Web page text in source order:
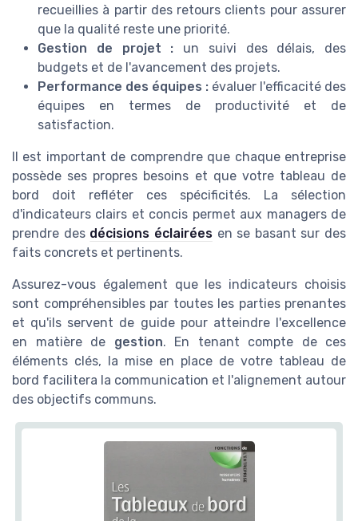
recueillies à partir des retours clients pour assurer
que la qualité reste une priorité.
Gestion de projet : un suivi des délais, des
budgets et de l'avancement des projets.
Performance des équipes : évaluer l'efficacité des
équipes en termes de productivité et de
satisfaction.
Il est important de comprendre que chaque entreprise
possède ses propres besoins et que votre tableau de
bord doit refléter ces spécificités. La sélection
d'indicateurs clairs et concis permet aux managers de
prendre des décisions éclairéesen se basant sur des
faits concrets et pertinents.
Assurez-vous également que les indicateurs choisis
sont compréhensibles par toutes les parties prenantes
et qu'ils servent de guide pour atteindre l'excellence
en matière de gestion. En tenant compte de ces
éléments clés, la mise en place de votre tableau de
bord facilitera la communication et l'alignement autour
des objectifs communs.